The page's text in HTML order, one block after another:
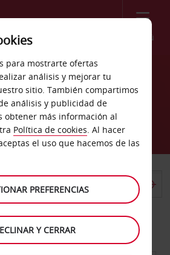
Menú
coches Johor
devolución
HASTA
para mostrarte ofertas
análisis y mejorar tu
sitio. También compartimos
análisis y publicidad de
obtener más información al
Política de cookies. Al hacer
el uso que hacemos de las
PREFERENCIAS
Y CERRAR